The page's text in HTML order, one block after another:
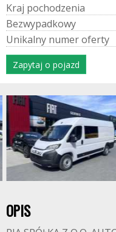
Kraj pochodzenia
Bezwypadkowy
Unikalny numeroferty
Zapytaj o pojazd
OPIS